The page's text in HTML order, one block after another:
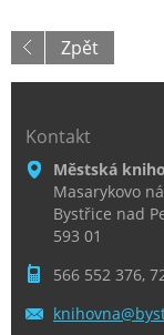
Zpět
Kontakt
Městská
Masarykovo
Bystřice nad
593 01
566 552 376,
knihovna